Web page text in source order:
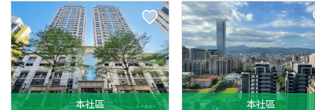
本社區 本社區